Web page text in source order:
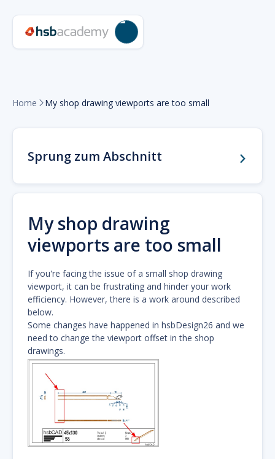
Home  My shop drawing viewports are too small
Sprung zum Abschnitt
My shop drawing
viewports are too small
If you're facing the issue of a small shop drawing
viewport, it can be frustrating and hinder your work
efficiency. However, there is a work around described
below.
Some changes have happened in hsbDesign26 and we
need to change the viewport offset in the shop
drawings.